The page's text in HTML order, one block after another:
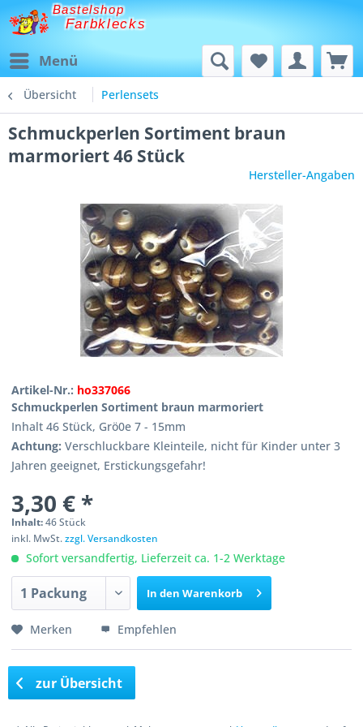
Bastelshop
Farbklecks
Menü
Übersicht Perlensets
Schmuckperlen Sortiment braun
marmoriert 46 Stück
Hersteller-Angaben
Artikel-Nr.: ho337066
Schmuckperlen Sortiment braun marmoriert
Inhalt 46 Stück, Grö0e 7 - 15mm
Achtung: Verschluckbare Kleinteile, nicht für Kinder unter 3
Jahren geeignet, Erstickungsgefahr!
3,30 € *
Inhalt:46 Stück
inkl. MwSt.zzgl. Versandkosten
Sofort versandfertig, Lieferzeit ca. 1-2 Werktage
In den Warenkorb
Merken Empfehlen
zur Übersicht